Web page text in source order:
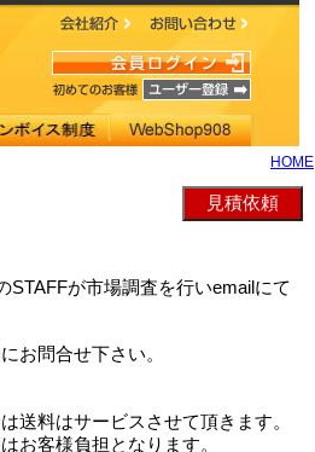
HOME
STAFFが市場調査を行いemailにて
お問合せ下さい。
送料はサービスさせて頂きます。
お客様負担となります。